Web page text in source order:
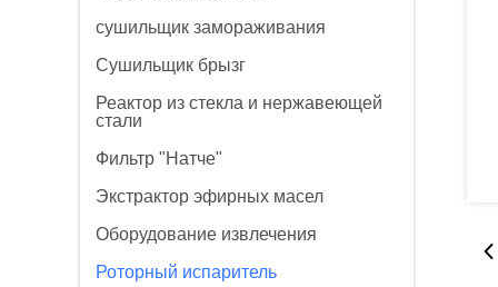
сушильщик замораживания
Сушильщик брызг
Реактор из стекла и нержавеющей
стали
Фильтр "Натче"
Экстрактор эфирных масел
Оборудование извлечения
Роторный испаритель